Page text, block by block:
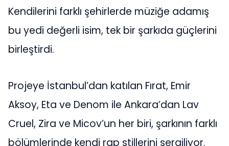
Kendilerini farklı şehirlerde müziğe adamış
bu yedi değerli isim, tek bir şarkıda güçlerini
birleştirdi.
Projeye İstanbul’dan katılan Fırat, Emir
Aksoy, Eta ve Denom ile Ankara’dan Lav
Cruel, Zira ve Micov’un her biri, şarkının farklı
bölümlerinde kendi rap stillerini sergiliyor.